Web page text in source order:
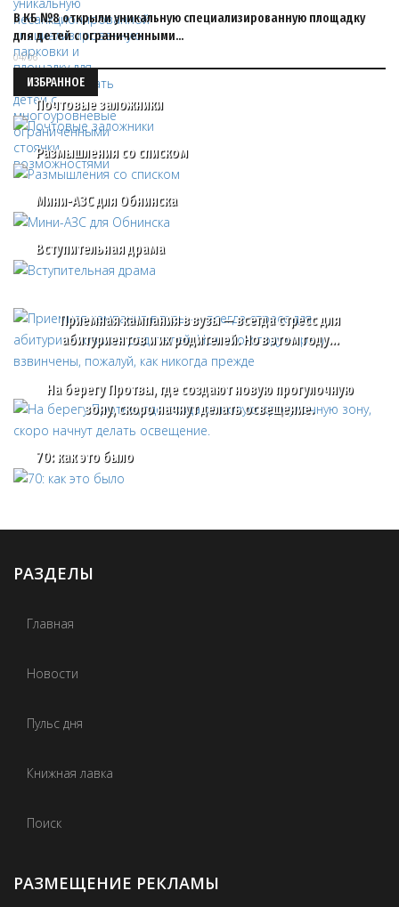
В КБ №8 открыли уникальную специализированную площадку
для детей с ограниченными…
04/06
ИЗБРАННОЕ
Почтовые заложники
Размышления со списком
Мини-АЗС для Обнинска
Вступительная драма
Приемная кампания в вузы — всегда стресс для
абитуриентов и их родителей. Но в этом году…
На берегу Протвы, где создают новую прогулочную
зону, скоро начнут делать освещение.
70: как это было
РАЗДЕЛЫ
Главная
Новости
Пульс дня
Книжная лавка
Поиск
РАЗМЕЩЕНИЕ РЕКЛАМЫ